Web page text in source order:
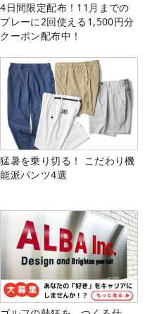
4日間限定配布！11月までの
プレーに2回使える1,500円分
クーポン配布中！
猛暑を乗り切る！ こだわり機
能派パンツ4選